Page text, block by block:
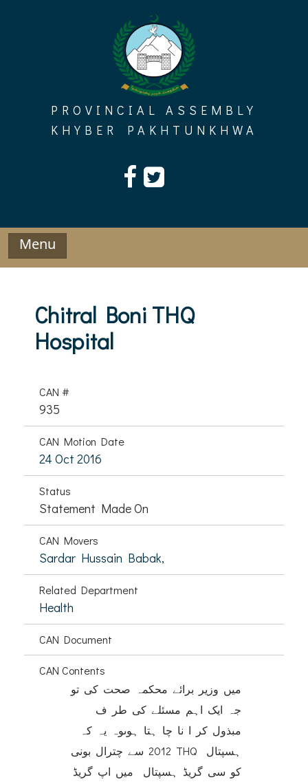
PROVINCIAL ASSEMBLY
KHYBER PAKHTUNKHWA
Menu
Chitral Boni THQ
Hospital
CAN #
935
CAN Motion Date
24 Oct 2016
Status
Statement Made On
CAN Movers
Sardar Hussain Babak,
Related Department
Health
CAN Document
CAN Contents
میں وزیر برائے محکمہ صحت کی تو
جہ ایک اہم مسئلے کی طر ف
مبذول کر ا نا چا ہتا ہوںوہ یہ کہ
2012 سے چترال بونی THQ ہسپتال
کو سی گریڈ ہسپتال میں اپ گریڈ